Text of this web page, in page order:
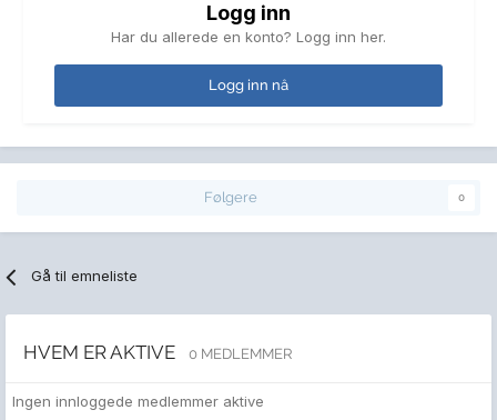
Logg inn
Har du allerede en konto? Logg inn her.
Logg inn nå
Følgere 0
Gå til emneliste
HVEM ER AKTIVE 0 MEDLEMMER
Ingen innloggede medlemmer aktive